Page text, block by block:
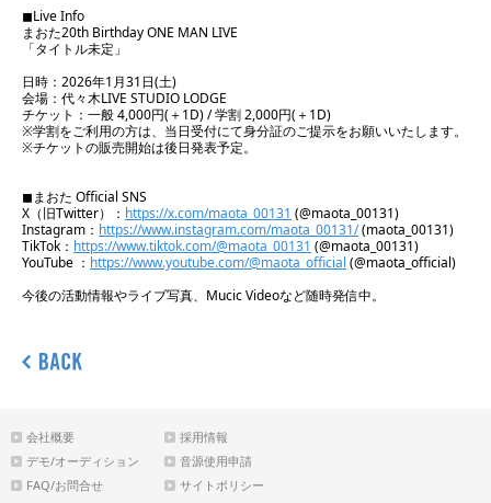
◼︎Live Info
まおた20th Birthday ONE MAN LIVE
「タイトル未定」
日時：2026年1月31日(土)
会場：代々木LIVE STUDIO LODGE
チケット：一般 4,000円(＋1D) / 学割 2,000円(＋1D)
※学割をご利用の方は、当日受付にて身分証のご提示をお願いいたします。
※チケットの販売開始は後日発表予定。
◼︎まおた Official SNS
X（旧Twitter）： https://x.com/maota_00131 (@maota_00131)
Instagram： https://www.instagram.com/maota_00131/(maota_00131)
TikTok： https://www.tiktok.com/@maota_00131 (@maota_00131)
YouTube ： https://www.youtube.com/@maota_official (@maota_official)
今後の活動情報やライブ写真、Mucic Videoなど随時発信中。
会社概要
採用情報
デモ/オーディション
音源使用申請
FAQ/お問合せ
サイトポリシー